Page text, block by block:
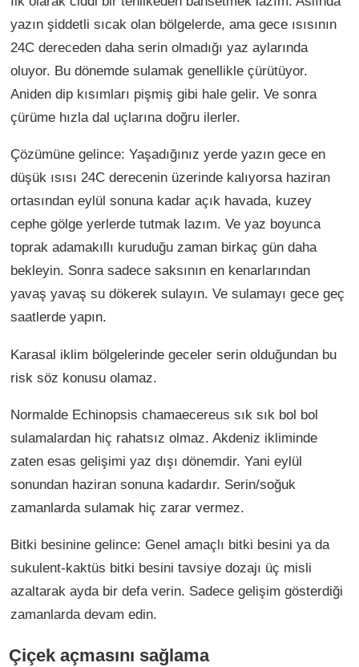
yazın şiddetli sıcak olan bölgelerde, ama gece ısısının
24C dereceden daha serin olmadığı yaz aylarında
oluyor. Bu dönemde sulamak genellikle çürütüyor.
Aniden dip kısımları pişmiş gibi hale gelir. Ve sonra
çürüme hızla dal uçlarına doğru ilerler.
Çözümüne gelince: Yaşadığınız yerde yazın gece en
düşük ısısı 24C derecenin üzerinde kalıyorsa haziran
ortasından eylül sonuna kadar açık havada, kuzey
cephe gölge yerlerde tutmak lazım. Ve yaz boyunca
toprak adamakıllı kuruduğu zaman birkaç gün daha
bekleyin. Sonra sadece saksının en kenarlarından
yavaş yavaş su dökerek sulayın. Ve sulamayı gece geç
saatlerde yapın.
Karasal iklim bölgelerinde geceler serin olduğundan bu
risk söz konusu olamaz.
Normalde Echinopsis chamaecereus sık sık bol bol
sulamalardan hiç rahatsız olmaz. Akdeniz ikliminde
zaten esas gelişimi yaz dışı dönemdir. Yani eylül
sonundan haziran sonuna kadardır. Serin/soğuk
zamanlarda sulamak hiç zarar vermez.
Bitki besinine gelince: Genel amaçlı bitki besini ya da
sukulent-kaktüs bitki besini tavsiye dozajı üç misli
azaltarak ayda bir defa verin. Sadece gelişim gösterdiği
zamanlarda devam edin.
Çiçek açmasını sağlama